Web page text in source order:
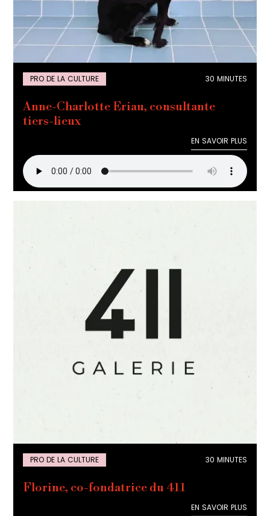
PRO DE LA CULTURE 30 MINUTES
Anne-Charlotte Eriau, consultante
tiers-lieux
EN SAVOIR PLUS
EN SAVOIR PLUS
PRO DE LA CULTURE 30 MINUTES
Florine, co-fondatrice du 411
EN SAVOIR PLUS